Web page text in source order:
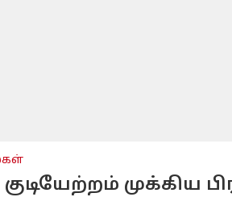
குடியேற்றம் முக்கிய